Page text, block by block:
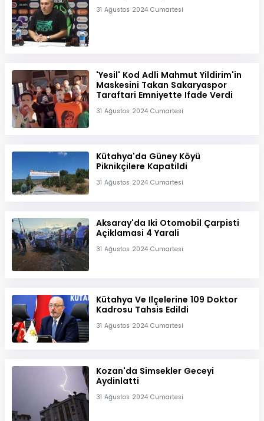
31 Ağustos 2024 Cumartesi
'Yesil' Kod Adli Mahmut Yildirim'in
Maskesini Takan Sakaryaspor
Taraftari Emniyette Ifade Verdi
31 Ağustos 2024 Cumartesi
Kütahya'da Güney Köyü
Piknikçilere Kapatildi
31 Ağustos 2024 Cumartesi
Aksaray'da Iki Otomobil Çarpisti
Açiklamasi 4 Yarali
31 Ağustos 2024 Cumartesi
Kütahya Ve Ilçelerine 109 Doktor
Kadrosu Tahsis Edildi
31 Ağustos 2024 Cumartesi
Kozan'da Simsekler Geceyi
Aydinlatti
31 Ağustos 2024 Cumartesi